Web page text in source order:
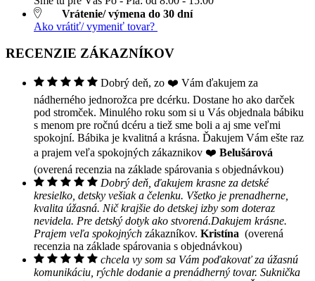
Vrátenie/ výmena do 30 dní
Ako vrátiť/ vymeniť tovar?
RECENZIE ZÁKAZNÍKOV
Dobrý deň, zo ❤️ Vám ďakujem za
nádherného jednorožca pre dcérku. Dostane ho ako darček
pod stromček. Minulého roku som si u Vás objednala bábiku
s menom pre ročnú dcéru a tiež sme boli a aj sme veľmi
spokojní. Bábika je kvalitná a krásna. Ďakujem Vám ešte raz
a prajem veľa spokojných zákaznikov ❤️ Belušárová
(overená recenzia na základe spárovania s objednávkou)
Dobrý deň, ďakujem krasne za detské
kresielko, detsky vešiak a čelenku. Všetko je prenadherne,
kvalita úžasná. Nič krajšie do detskej izby som doteraz
nevidela. Pre detský dotyk ako stvorená.Dakujem krásne.
Prajem veľa spokojných zákazníkov. Kristína (overená
recenzia na základe spárovania s objednávkou)
chcela vy som sa Vám poďakovať za úžasnú
komunikáciu, rýchle dodanie a prenádherný tovar. Suknička